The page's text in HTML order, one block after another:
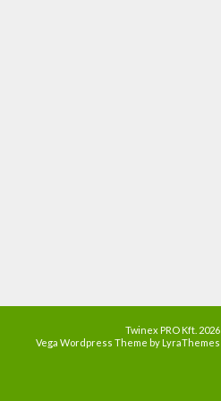
Twinex PRO Kft. 2026
Vega Wordpress Theme byLyraThemes